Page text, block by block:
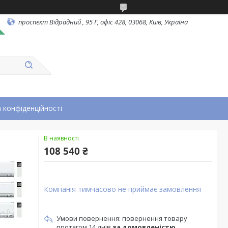
проспект Відрадний , 95 Г, офіс 428, 03068, Київ, Україна
В наявності
108 540 ₴
Компанія тимчасово не приймає замовлення
повернення товару